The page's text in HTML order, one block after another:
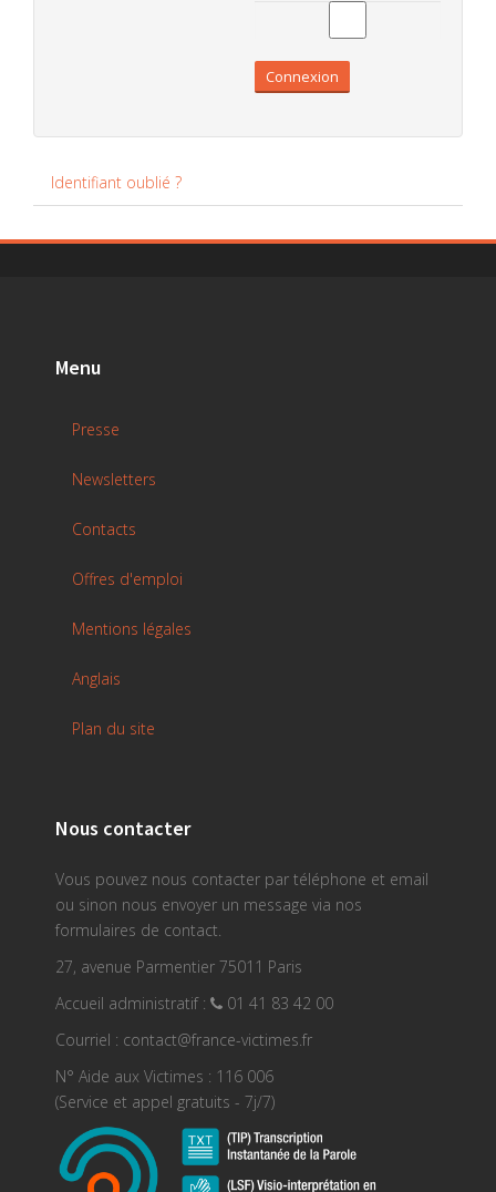
Connexion
Identifiant oublié ?
Menu
Presse
Newsletters
Contacts
Offres d'emploi
Mentions légales
Anglais
Plan du site
Nous contacter
Vous pouvez nous contacter par téléphone et email
ou sinon nous envoyer un message via nos
formulaires de contact.
27, avenue Parmentier 75011 Paris
Accueil administratif :
01 41 83 42 00
Courriel : contact@france-victimes.fr
N° Aide aux Victimes : 116 006
(Service et appel gratuits - 7j/7)